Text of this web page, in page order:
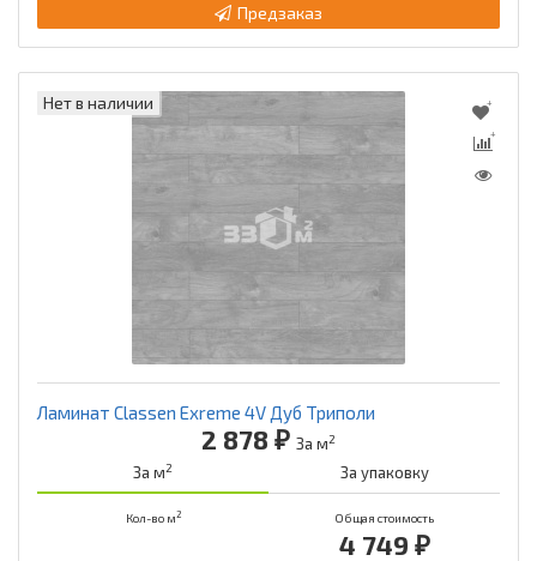
Предзаказ
Нет в наличии
Ламинат Classen Exreme 4V Дуб Триполи
2 878 ₽ За м2
За м2 За упаковку
Кол-во м2 Общая стоимость
4 749 ₽